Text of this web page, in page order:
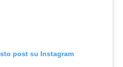
post su Instagram